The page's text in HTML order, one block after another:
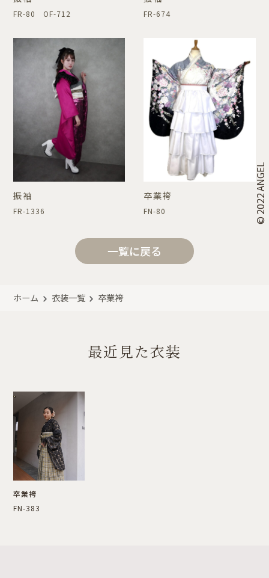
FR-80 OF-712 FR-674
振袖
FR-1336
卒業袴
FN-80
一覧に戻る
ホーム 衣装一覧 卒業袴
最近見た衣装
卒業袴
FN-383
© 2022 ANGEL